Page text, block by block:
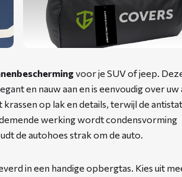
voor je SUV of jeep.
en nauw aan en is eenvoudig over uw
op lak en details, terwijl de
werking wordt condensvorming
de autohoes strak om de auto.
in een handige opbergtas. Kies uit